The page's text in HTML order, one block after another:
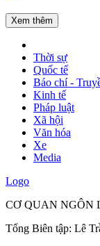
Xem thêm
Thời sự
Quốc tế
Báo chí -
Kinh tế
Pháp luật
Xã hội
Văn hóa
Xe
Media
Logo
CƠ QUAN NGÔN
Tổng Biên tập: Lê